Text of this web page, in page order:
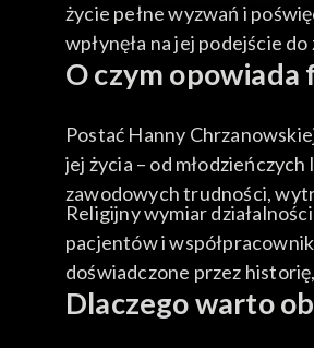
życie pełne wyzwań i
wpłynęła na jej podejście
O czym opowiada
Postać Hanny
jej życia – od
zawodowych trudności,
Religijny wymiar
pacjentów i
doświadczone przez
Dlaczego warto